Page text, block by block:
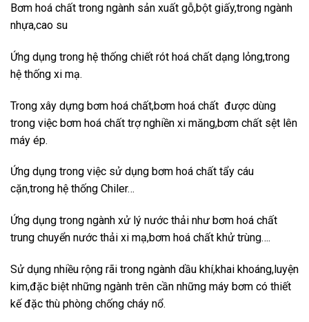
Bơm hoá chất trong ngành sản xuất gỗ,bột giấy,trong ngành
nhựa,cao su
Ứng dụng trong hệ thống chiết rót hoá chất dạng lỏng,trong
hệ thống xi mạ.
Trong xây dựng bơm hoá chất,bơm hoá chất được dùng
trong việc bơm hoá chất trợ nghiền xi măng,bơm chất sệt lên
máy ép.
Ứng dụng trong việc sử dụng bơm hoá chất tẩy cáu
cặn,trong hệ thống Chiler…
Ứng dụng trong ngành xử lý nước thải như bơm hoá chất
trung chuyển nước thải xi mạ,bơm hoá chất khử trùng….
Sử dụng nhiều rộng rãi trong ngành dầu khí,khai khoáng,luyện
kim,đặc biệt những ngành trên cần những máy bơm có thiết
kế đặc thù phòng chống cháy nổ.